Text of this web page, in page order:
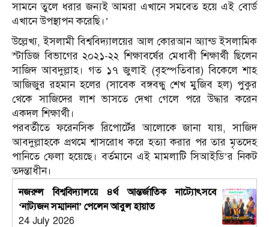
সামনে তুলে ধরার জন্যই আমরা এখানে সমবেত হয়ে এই বোর্ড
এখানে উপস্থাপন করেছি।’
উল্লেখ্য, ইসলামী বিশ্ববিদ্যালয়ের আল কোরআন অ্যান্ড ইসলামিক
স্টাডিজ বিভাগের ২০২১-২২ শিক্ষাবর্ষের মেধাবী শিক্ষার্থী ছিলেন
সাজিদ আবদুল্লাহ। গত ১৭ জুলাই (বৃহস্পতিবার) বিকেলে শাহ
আজিজুর রহমান হলের (সাবেক বঙ্গবন্ধু শেখ মুজিব হল) পুকুর
থেকে সাজিদের লাশ ভাসতে দেখা গেলে পরে উদ্ধার করেন
একদল শিক্ষার্থী।
পরবর্তীতে ফরেনসিক রিপোর্টের আলোকে জানা যায়, সাজিদ
আবদুল্লাহকে প্রথমে শ্বাসরোধ করে হত্যা করার পর তার মৃতদেহ
পানিতে ফেলা হয়েছে। বর্তমানে এই মামলাটি সিআইডি’র নিকট
তদন্তাধীন।
নজরুল বিশ্ববিদ্যালয়ে ৪র্থ আন্তর্জাতিক নাট্যোৎসবে
‘নাট্যজন সম্মাননা’ পেলেন আবুল হায়াত
24 July 2026